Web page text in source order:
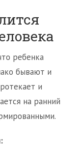
ребенка
бывают и
и
на ранний